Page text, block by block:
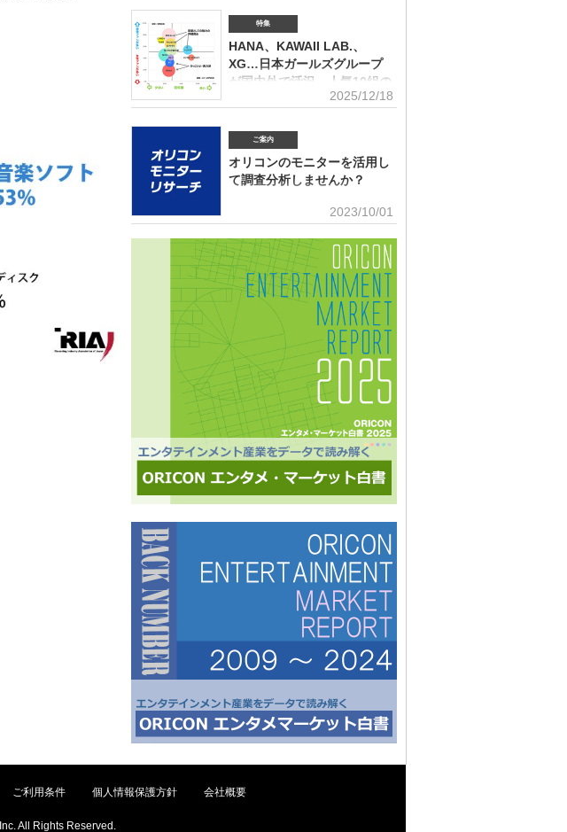
析分析（TikTok＆YouTube）2026TikTokトレンドがどのようにス
トリーミングに影響を与えたかを、YouTubeの順位推移とともに
グラフ化(2026年2月)音楽パッケージの購入行動に関する調査
ORICON BiZ onlineでは「2025年に好きになったアーティスト」
のアンケート調査を実施した。本調査は、コロナ禍（2020年3月～
2021年10月）、2022年、2023年、2024年に続いて5回目。直近2
年の得票数はMrs. GREEN APPLEがダントツだったが、2025年の
音楽シーンにおいて最も多くの“新規ファン”を獲得したアーティス
トは誰だったのか、得票数TOP15（13位が同率4組だったため計
16組）を紹介する。 本調査は、2025年12月12日～18日にイン
ち、「2025年1～12月の期間に初めて好きになった音楽アーティ
ストはいますか（※2024年以前からずっと好きというアーティス
トは対象外）」との問いに「いる」と答えた人（1833人＝全体の
40.1％）に対して、1組をあげてもらった。「いる」と回答し
特集
HANA、KAWAII LAB.、
XG…日本ガールズグループ
が国内外で活況 人気10組の
認知・好感、応援・消費行動
日本のガールズグループシーンでは近年、BMSG×ちゃんみながタ
ッグを組んだオーディション『NO NO GIRLS』発のHANAがオリ
コン週間ストリーミングランキングで鮮烈な初登場1位デビュー、
アソビシステムからFRUITS ZIPPERを筆頭とするKAWAII LAB.所
人ながら海外を主戦場としているXGの国内外での大旋風など活況
象とし、認知経路、イメージ、情報源、推し活・消費行動などを多
角的に調査した『日本ガールズグループ調査2025』をまとめ
た。 本調査の対象アーティストは【2024年1月以降の配信開始楽
曲でストリーミング累積3000万回超えの作品がある】日本のガー
ルズグループ。メジャーデビュー順に、超ときめき▽宣伝部（▽＝
ハート／以下、超ときめき宣伝部）＝LOVE
2025/12/18
ご案内
オリコンのモニターを活用し
て調査分析しませんか？
■アンケート専用のモニター組織世の中に
を届けようと、自由回答への記入が多い傾向にあります。■ライフ
スタイルセグメンテーションを基にした調査が可能生活意識や志向
性など日本人を価値観という視点から、予めセグメントしたモニタ
ー調査が可能。■オリコングループならではの「エンタメ」に特化
音楽アーティスト・アイドル・俳優・女優・アナウンサー・ドラ
マ・ライブ・ゲーム…など、エンタメ分野のマーケティングリサー
チの実績多数。■“オリコンランキング”のブランドをコンシューマ
分野においても活用・アンケートモニターの意見をランキング化
し、メディア展開・ビジネス記事のエビデンスデータとして・定性
データをoricon BiZ onlineに蓄積■様々なクライアント様にご利用
いただいております■活用事例 ●アーティストの現
2023/10/01
ご利用条件 個人情報保護方針 会社概要
All Rights Reserved.